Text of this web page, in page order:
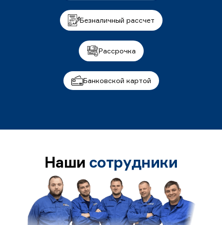
Безналичный рассчет
Рассрочка
Банковской картой
Наши сотрудники